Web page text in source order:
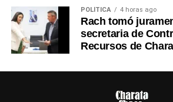
POLÍTICA 4 horas ago
Rach tomó
secretaria de
Recursos de